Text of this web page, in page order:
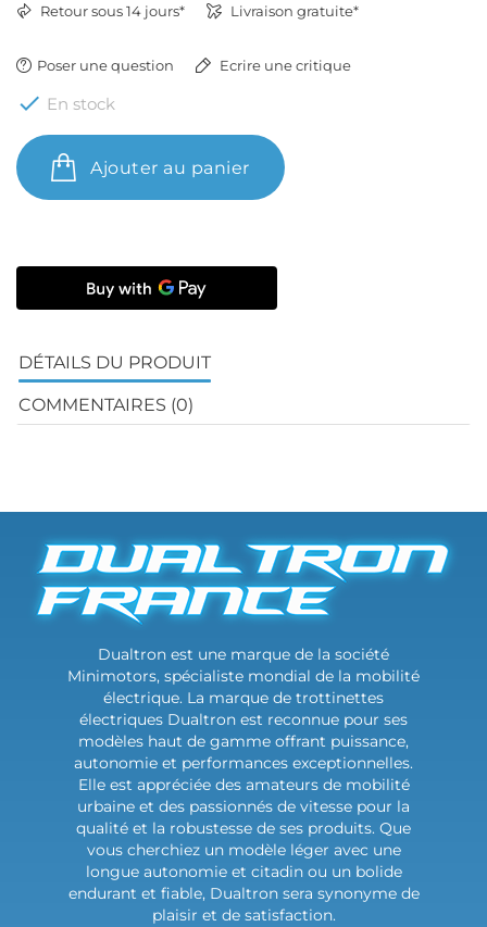
Retour sous 14 jours* Livraison gratuite*
Poser une question Ecrire une critique
 En stock
Ajouter au panier
DÉTAILS DU PRODUIT
COMMENTAIRES (0)
Dualtron est une marque de la société
Minimotors, spécialiste mondial de la mobilité
électrique. La marque de trottinettes
électriques Dualtron est reconnue pour ses
modèles haut de gamme offrant puissance,
autonomie et performances exceptionnelles.
Elle est appréciée des amateurs de mobilité
urbaine et des passionnés de vitesse pour la
qualité et la robustesse de ses produits. Que
vous cherchiez un modèle léger avec une
longue autonomie et citadin ou un bolide
endurant et fiable, Dualtron sera synonyme de
plaisir et de satisfaction.